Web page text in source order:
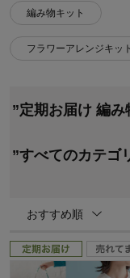
編み物キット
フラワーアレンジキット
”定期お届け 編
”すべてのカテゴ
おすすめ順